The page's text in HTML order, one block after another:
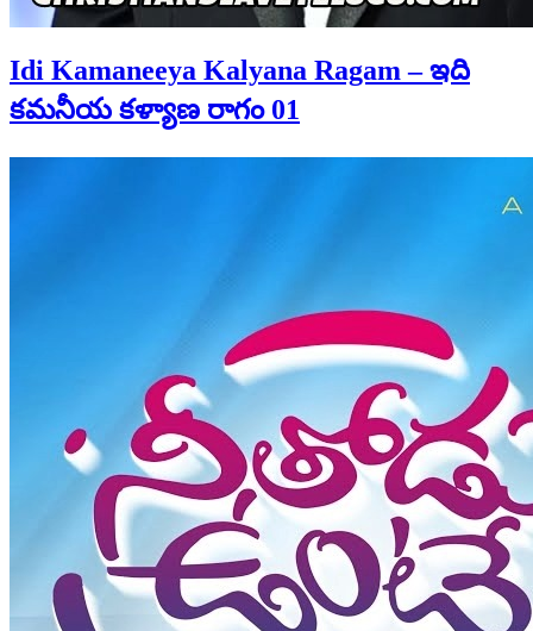
Idi Kamaneeya Kalyana Ragam – ఇది
కమనీయ కళ్యాణ రాగం 01